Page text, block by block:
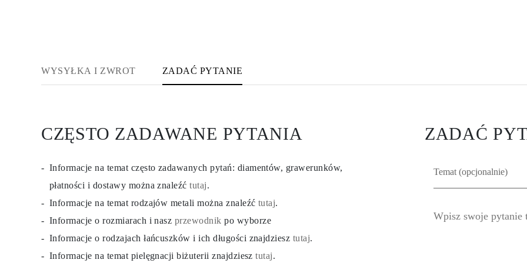
WYSYŁKA I ZWROT ZADAĆ PYTANIE
CZĘSTO ZADAWANE PYTANIA
Informacje na temat często zadawanych pytań: diamentów, grawerunków,
płatności i dostawy można znaleźćtutaj.
Informacje na temat rodzajów metali można znaleźć tutaj.
Informacje o rozmiarach i nasz przewodnik po wyborze
Informacje o rodzajach łańcuszków i ich długości znajdziesz tutaj.
Informacje na temat pielęgnacji biżuterii znajdziesztutaj.
ZADAĆ